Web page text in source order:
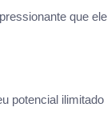
que ele
potencial ilimitado